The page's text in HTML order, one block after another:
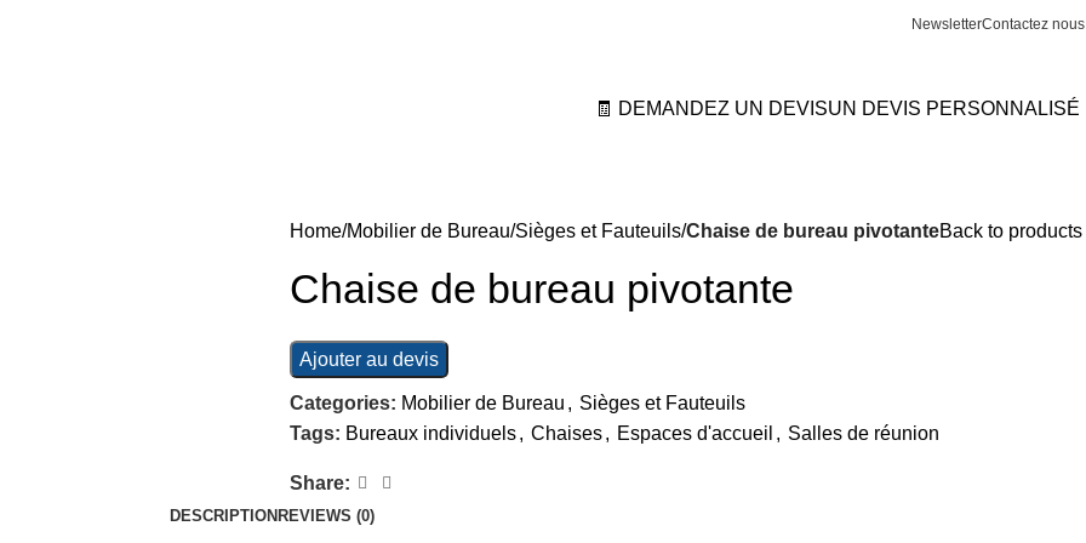
NewsletterContactez nous
🧾 DEMANDEZ UN DEVISUN DEVIS PERSONNALISÉ
Home Mobilier de Bureau Sièges et Fauteuils Chaise de bureau pivotanteBack to products
Chaise de bureau pivotante
Ajouter au devis
Categories: Mobilier de Bureau , Sièges et Fauteuils
Tags: Bureaux individuels, Chaises, Espaces d'accueil , Salles de réunion
Share:
DESCRIPTION REVIEWS (0)